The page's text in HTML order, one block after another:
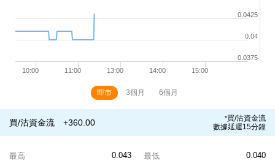
即市 3個月 6個月
買/沽資金流 +360.00 *買/沽資金流
數據延遲15分鐘
0.043
最高 0.040
最低